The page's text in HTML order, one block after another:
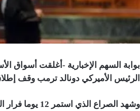
بوابة السهم الإخبارية -أغلقت أسواق
الرئيس الأميركي دونالد ترمب وقف
وشهد الصراع